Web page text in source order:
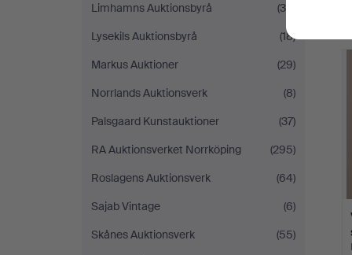
Limhamns Auktionsbyrå
(30)
Lysekils Auktionsbyrå
(18)
Markus Auktioner
(29)
Norrlands Auktionsverk
(8)
Palsgaard Kunstauktioner
(37)
RA Auktionsverket Norrköping
(295)
Roslagens Auktionsverk
(64)
Sajab Vintage
(6)
Skånes Auktionsverk
(55)